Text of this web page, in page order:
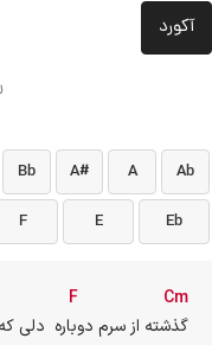
آکورد
Ab
A
A#
Bb
Eb
E
F
F
Cm
گذشته از سرم دوباره  دلی